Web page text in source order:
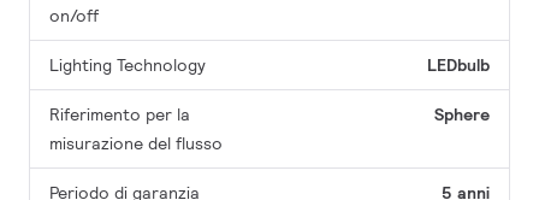
on/off
Lighting Technology LEDbulb
Riferimento per la
misurazione del flusso
Sphere
Periodo di garanzia 5 anni